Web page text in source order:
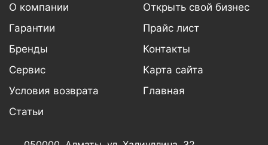
О компании
Гарантии
Бренды
Сервис
Условия возврата
Статьи
Открыть свой бизнес
Прайс лист
Контакты
Карта сайта
Главная